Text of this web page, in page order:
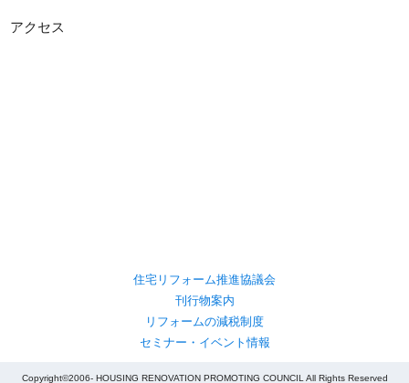
アクセス
住宅リフォーム推進協議会
刊行物案内
リフォームの減税制度
セミナー・イベント情報
Copyright©2006- HOUSING RENOVATION PROMOTING COUNCIL All Rights Reserved